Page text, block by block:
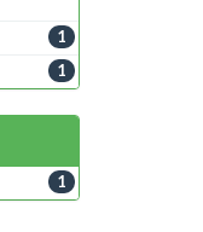
1
1
1